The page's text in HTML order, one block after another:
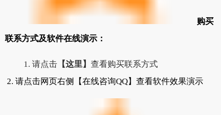
购买
联系方式及软件在线演示：
1. 请点击 【这里】 查看购买联系方式
2. 请点击网页右侧【在线咨询QQ】查看软件效果演示